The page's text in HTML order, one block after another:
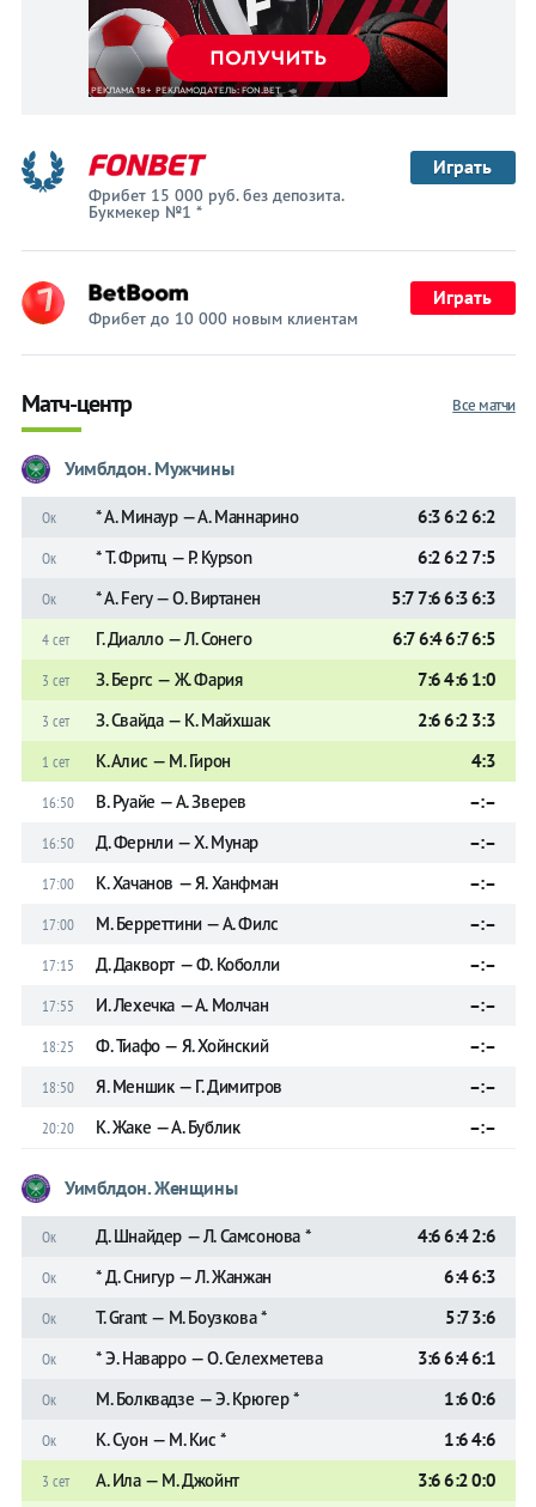
Фрибет 15 000 руб. без депозита.
Букмекер №1 *
Играть
Фрибет до 10 000 новым клиентам
Играть
Все матчи
Матч-центр
Уимблдон. Мужчины
Ок * А. Минаур — А. Маннарино 6:3 6:2 6:2
Ок * Т. Фритц — P. Kypson 6:2 6:2 7:5
Ок * A. Fery — О. Виртанен 5:7 7:6 6:3 6:3
4 сет Г. Диалло — Л. Сонего 6:7 6:4 6:7 6:5
3 сет З. Бергс — Ж. Фария 7:6 4:6 1:0
3 сет З. Свайда — К. Майхшак 2:6 6:2 3:3
1 сет К. Алис — М. Гирон 4:3
16:50 В. Руайе — А. Зверев –:–
16:50 Д. Фернли — Х. Мунар –:–
17:00 К. Хачанов — Я. Ханфман –:–
17:00 М. Берреттини — А. Филс –:–
17:15 Д. Дакворт — Ф. Коболли –:–
17:55 И. Леxечка — А. Молчан –:–
18:25 Ф. Тиафо — Я. Хойнский –:–
18:50 Я. Меншик — Г. Димитров –:–
20:20 К. Жаке — А. Бублик –:–
Уимблдон. Женщины
Ок Д. Шнайдер — Л. Самсонова * 4:6 6:4 2:6
Ок * Д. Снигур — Л. Жанжан 6:4 6:3
Ок T. Grant — М. Боузкова * 5:7 3:6
Ок * Э. Наварро — О. Селехметева 3:6 6:4 6:1
Ок М. Болквадзе — Э. Крюгер * 1:6 0:6
Ок К. Суон — М. Кис * 1:6 4:6
3 сет А. Ила — М. Джойнт 3:6 6:2 0:0